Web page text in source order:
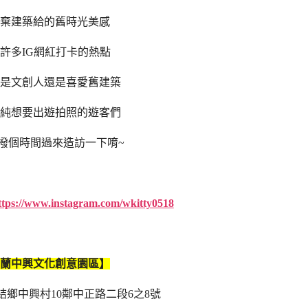
建築給的舊時光美感
多IG網紅打卡的熱點
文創人還是喜愛舊建築
想要出遊拍照的遊客們
個時間過來造訪一下唷~
www.instagram.com/wkitty0518
中興文化創意園區】
鄉中興村10鄰中正路二段6之8號